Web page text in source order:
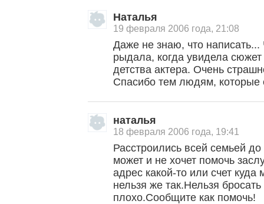
Наталья
19 февраля 2006 года, 21:08
Даже не знаю, что написать...
рыдала, когда увидела
детства актера. Очень
Спасибо тем людям, которые
наталья
18 февраля 2006 года, 19:41
Расстроились всей семьей
может и не хочет помочь
адрес какой-то или счет
нельзя же так.Нельзя
плохо.Сообщите как помочь!